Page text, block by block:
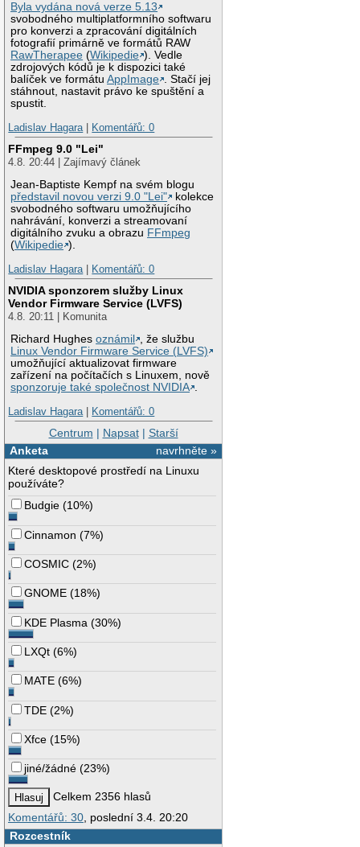
Byla vydána nová verze 5.13
svobodného multiplatformního softwaru
pro konverzi a zpracování digitálních
fotografií primárně ve formátů RAW
RawTherapee (Wikipedie ). Vedle
zdrojových kódů je k dispozici také
balíček ve formátuAppImage . Stačí jej
stáhnout, nastavit právo ke spuštění a
spustit.
Ladislav Hagara| Komentářů: 0
FFmpeg 9.0 "Lei"
4.8. 20:44 | Zajímavý článek
Jean-Baptiste Kempf na svém blogu
představil novou verzi 9.0 "Lei"
kolekce
svobodného softwaru umožňujícího
nahrávání, konverzi a streamovaní
digitálního zvuku a obrazu FFmpeg
(Wikipedie ).
Ladislav Hagara| Komentářů: 0
NVIDIA sponzorem služby Linux
Vendor Firmware Service (LVFS)
4.8. 20:11 | Komunita
Richard Hughesoznámil
, že službu
Linux Vendor Firmware Service (LVFS)
umožňující aktualizovat firmware
zařízení na počítačích s Linuxem, nově
sponzoruje také společnost NVIDIA .
Ladislav Hagara| Komentářů: 0
Centrum | Napsat| Starší
navrhněte »
Anketa
Které desktopové prostředí na Linuxu
používáte?
Budgie (10%)
Cinnamon (7%)
COSMIC (2%)
GNOME (18%)
KDE Plasma (30%)
LXQt (6%)
MATE (6%)
TDE (2%)
Xfce (15%)
jiné/žádné (23%)
Celkem 2356 hlasů
Komentářů: 30 , poslední 3.4. 20:20
Rozcestník